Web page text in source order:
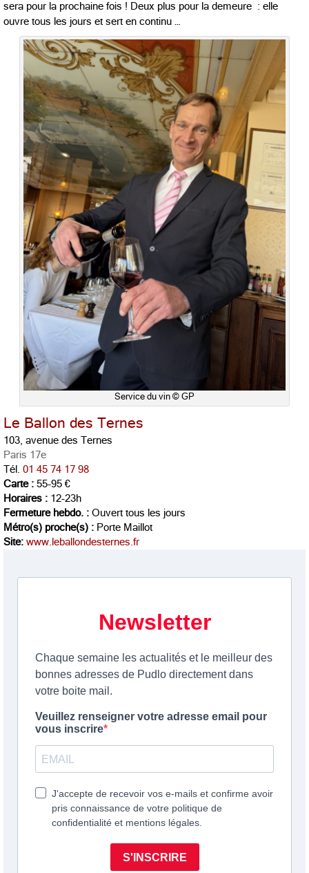
sera pour la prochaine fois ! Deux plus pour la demeure : elle
ouvre tous les jours et sert en continu …
Service du vin © GP
Le Ballon des Ternes
103, avenue des Ternes
Paris 17e
Tél. 01 45 74 17 98
Carte : 55-95 €
Horaires : 12-23h
Fermeture hebdo. : Ouvert tous les jours
Métro(s) proche(s) : Porte Maillot
Site: www.leballondesternes.fr